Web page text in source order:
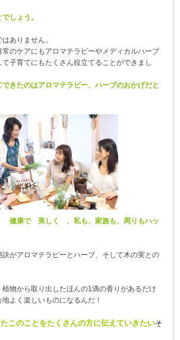
しょう。
ありません。
常のケアにもアロマテラピーやメディカルハーブ
子育てにもたくさん役立てることができまし
きたのはアロマテラピー、ハーブのおかげだと
健康で 美しく 、私も、家族も、周りもハッ
がアロマテラピーとハーブ、そして木の実との
物から取り出したほんの1滴の香りがあるだけ
よく楽しいものになるんだ！
このことをたくさんの方に伝えていきたいそ